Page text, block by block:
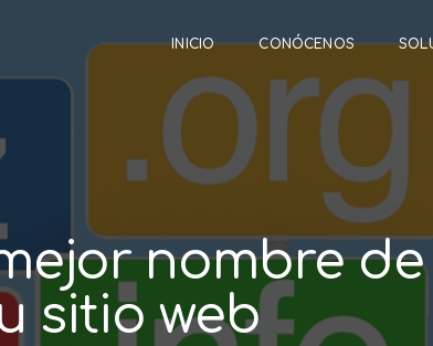
INICIO CONÓCENOS
nombre
sitio web